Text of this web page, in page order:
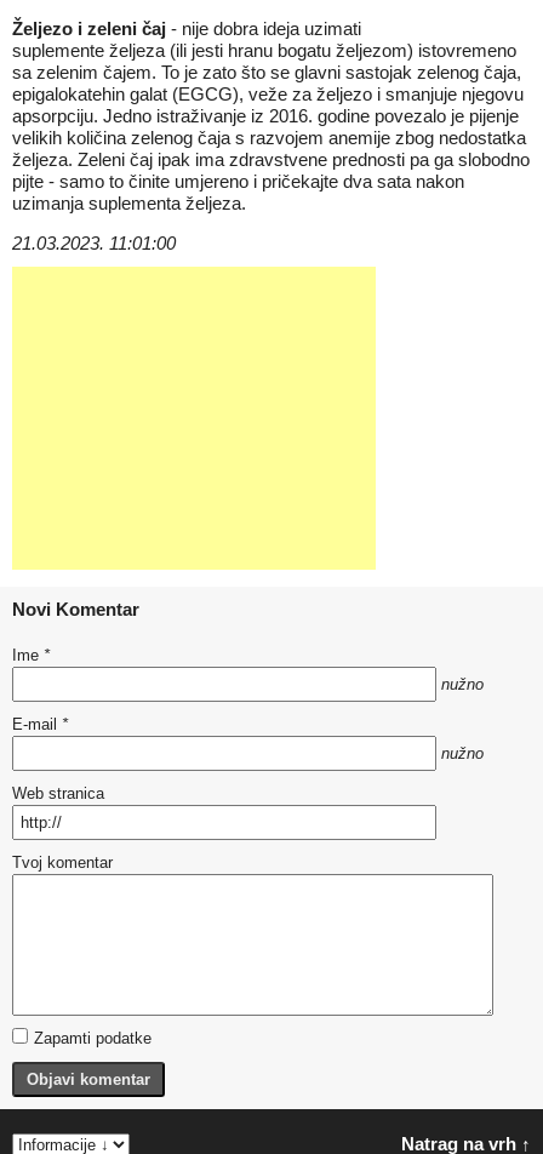
Željezo i zeleni čaj - nije dobra ideja uzimati
suplemente željeza (ili jesti hranu bogatu željezom) istovremeno
sa zelenim čajem. To je zato što se glavni sastojak zelenog čaja,
epigalokatehin galat (EGCG), veže za željezo i smanjuje njegovu
apsorpciju. Jedno istraživanje iz 2016. godine povezalo je pijenje
velikih količina zelenog čaja s razvojem anemije zbog nedostatka
željeza. Zeleni čaj ipak ima zdravstvene prednosti pa ga slobodno
pijte - samo to činite umjereno i pričekajte dva sata nakon
uzimanja suplementa željeza.
21.03.2023. 11:01:00
Novi Komentar
Ime *
nužno
E-mail *
nužno
Web stranica
Tvoj komentar
Zapamti podatke
Objavi komentar
Natrag na vrh ↑